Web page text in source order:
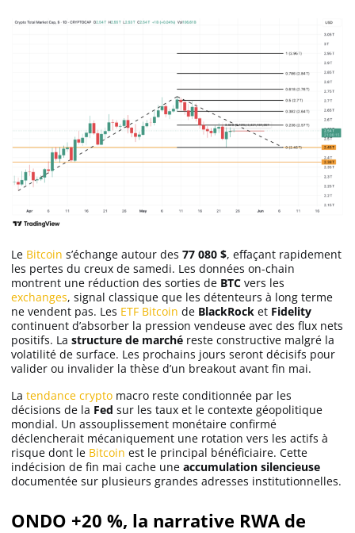
Meilleur Broker
Apprendre
Indicateurs techniques
Investir
Meilleures plateformes
Meilleurs wallets
Le Bitcoin s’échange autour des 77 080 $, effaçant rapidement
les pertes du creux de samedi. Les données on-chain
montrent une réduction des sorties de BTC vers les
exchanges, signal classique que les détenteurs à long terme
ne vendent pas. Les ETF Bitcoin de BlackRock et Fidelity
continuent d’absorber la pression vendeuse avec des flux nets
positifs. La structure de marché reste constructive malgré la
volatilité de surface. Les prochains jours seront décisifs pour
valider ou invalider la thèse d’un breakout avant fin mai.
La tendance crypto macro reste conditionnée par les
décisions de la Fed sur les taux et le contexte géopolitique
mondial. Un assouplissement monétaire confirmé
déclencherait mécaniquement une rotation vers les actifs à
risque dont le Bitcoin est le principal bénéficiaire. Cette
indécision de fin mai cache une accumulation silencieuse
documentée sur plusieurs grandes adresses institutionnelles.
ONDO +20 %, la narrative RWA de